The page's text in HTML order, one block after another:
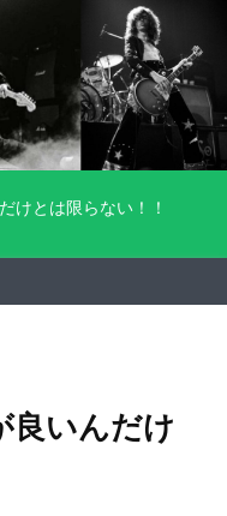
けとは限らない！！
良いんだけ